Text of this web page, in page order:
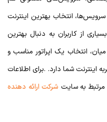
انتخاب بهترین اینترنت
از کاربران به دنبال بهترین
انتخاب یک اپراتور مناسب و
اینترنت شما دارد. .برای اطلاعات
مرتبط به سایت شرکت ارائه دهنده